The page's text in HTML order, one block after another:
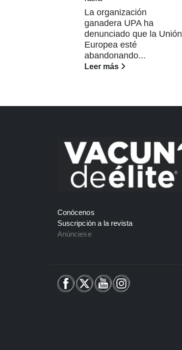
La organización
ganadera UPA ha
denunciado que la Unión
Europea esté
abandonando...
Leer más
Conócenos
Suscripción a la revista
Anúnciese